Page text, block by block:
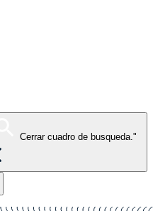
Cerrar cuadro de busqueda."